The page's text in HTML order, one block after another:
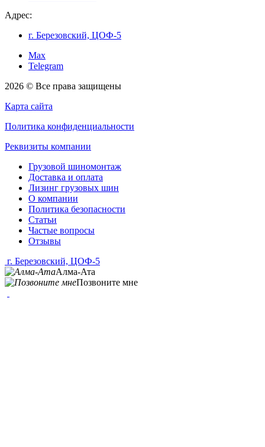
Адрес:
г. Березовский, ЦОФ-5
Max
Telegram
2026 © Все права защищены
Карта сайта
Политика конфиденциальности
Реквизиты компании
Грузовой шиномонтаж
Доставка и оплата
Лизинг грузовых шин
О компании
Политика безопасности
Статьи
Частые вопросы
Отзывы
г. Березовский, ЦОФ-5
Алма-Ата
Позвоните мне